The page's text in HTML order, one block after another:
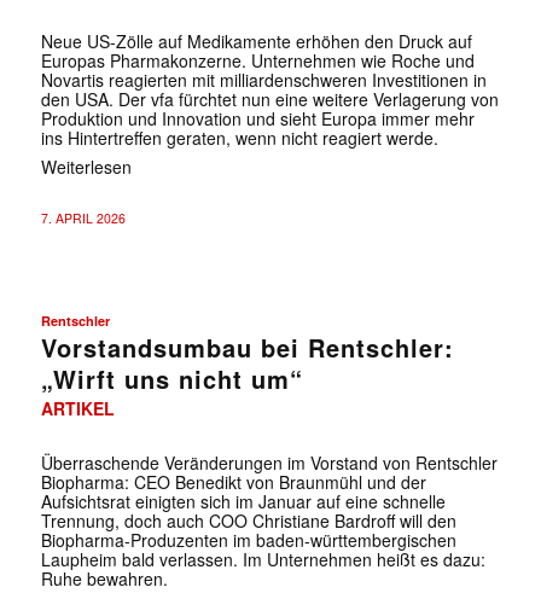
Neue US-Zölle auf Medikamente erhöhen den Druck auf
Europas Pharmakonzerne. Unternehmen wie Roche und
Novartis reagierten mit milliardenschweren Investitionen in
den USA. Der vfa fürchtet nun eine weitere Verlagerung von
Produktion und Innovation und sieht Europa immer mehr
ins Hintertreffen geraten, wenn nicht reagiert werde.
Weiterlesen
7. APRIL 2026
Rentschler
Vorstandsumbau bei Rentschler:
„Wirft uns nicht um“
ARTIKEL
Überraschende Veränderungen im Vorstand von Rentschler
Biopharma: CEO Benedikt von Braunmühl und der
Aufsichtsrat einigten sich im Januar auf eine schnelle
Trennung, doch auch COO Christiane Bardroff will den
Biopharma-Produzenten im baden-württembergischen
Laupheim bald verlassen. Im Unternehmen heißt es dazu:
Ruhe bewahren.